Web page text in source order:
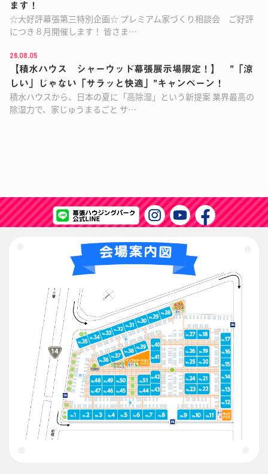
ます！
☆大好評幕張第三特別企画☆ プレミアム家づくり相談会 ご好評
につき８月開催します！ 皆さま…
26.08.05
【積水ハウス シャーウッド幕張展示場限定！】 ”「涼
しい」じゃない「サラッと快適」”キャンペーン！
積水ハウスから、日本の夏に「高除湿」という新提案 業界最高の
除湿力で、家じゅうまるごと サ…